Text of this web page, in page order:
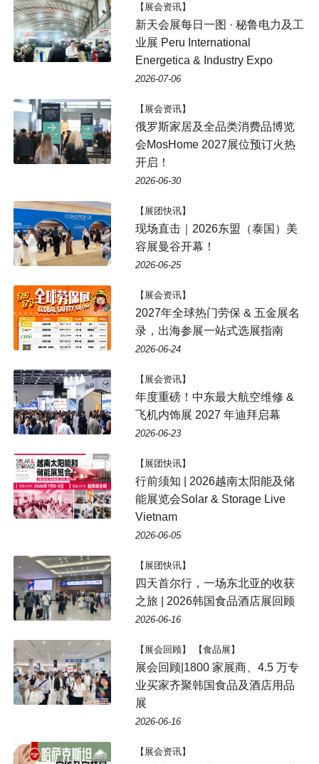
【展会资讯】
新天会展每日一图 · 秘鲁电力及工
业展 Peru International
Energetica & Industry Expo
2026-07-06
【展会资讯】
俄罗斯家居及全品类消费品博览
会MosHome 2027展位预订火热
开启！
2026-06-30
【展团快讯】
现场直击｜2026东盟（泰国）美
容展曼谷开幕！
2026-06-25
【展会资讯】
2027年全球热门劳保 & 五金展名
录，出海参展一站式选展指南
2026-06-24
【展会资讯】
年度重磅！中东最大航空维修 &
飞机内饰展 2027 年迪拜启幕
2026-06-23
【展团快讯】
行前须知 | 2026越南太阳能及储
能展览会Solar & Storage Live
Vietnam
2026-06-05
【展团快讯】
四天首尔行，一场东北亚的收获
之旅 | 2026韩国食品酒店展回顾
2026-06-16
【展会回顾】 【食品展】
展会回顾|1800 家展商、4.5 万专
业买家齐聚韩国食品及酒店用品
展
2026-06-16
【展会资讯】